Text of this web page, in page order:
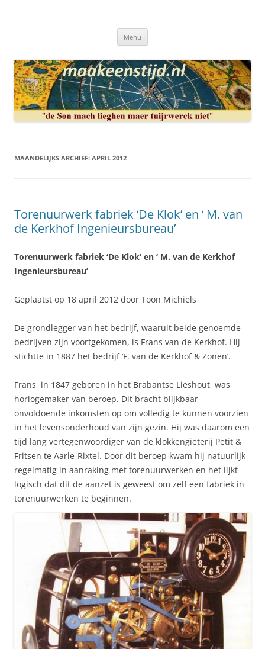
uurwerkmaker, te bewerkstellen.
Menu
MAANDELIJKS ARCHIEF: APRIL 2012
Torenuurwerk fabriek ‘De Klok’ en ‘ M. van
de Kerkhof Ingenieursbureau’
Torenuurwerk fabriek ‘De Klok’ en ‘ M. van de Kerkhof
Ingenieursbureau’
Geplaatst op 18 april 2012 door Toon Michiels
De grondlegger van het bedrijf, waaruit beide genoemde
bedrijven zijn voortgekomen, is Frans van de Kerkhof. Hij
stichtte in 1887 het bedrijf ‘F. van de Kerkhof & Zonen’.
Frans, in 1847 geboren in het Brabantse Lieshout, was
horlogemaker van beroep. Dit bracht blijkbaar
onvoldoende inkomsten op om volledig te kunnen voorzien
in het levensonderhoud van zijn gezin. Hij was daarom een
tijd lang vertegenwoordiger van de klokkengieterij Petit &
Fritsen te Aarle-Rixtel. Door dit beroep kwam hij natuurlijk
regelmatig in aanraking met torenuurwerken en het lijkt
logisch dat dit de aanzet is geweest om zelf een fabriek in
torenuurwerken te beginnen.